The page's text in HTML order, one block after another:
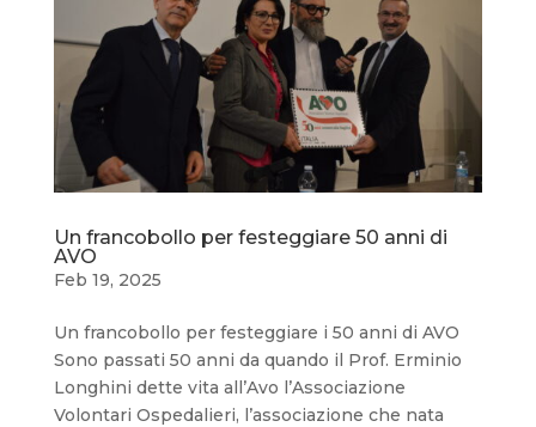
Un francobollo per festeggiare 50 anni di
AVO
Feb 19, 2025
Un francobollo per festeggiare i 50 anni di AVO
Sono passati 50 anni da quando il Prof. Erminio
Longhini dette vita all’Avo l’Associazione
Volontari Ospedalieri, l’associazione che nata